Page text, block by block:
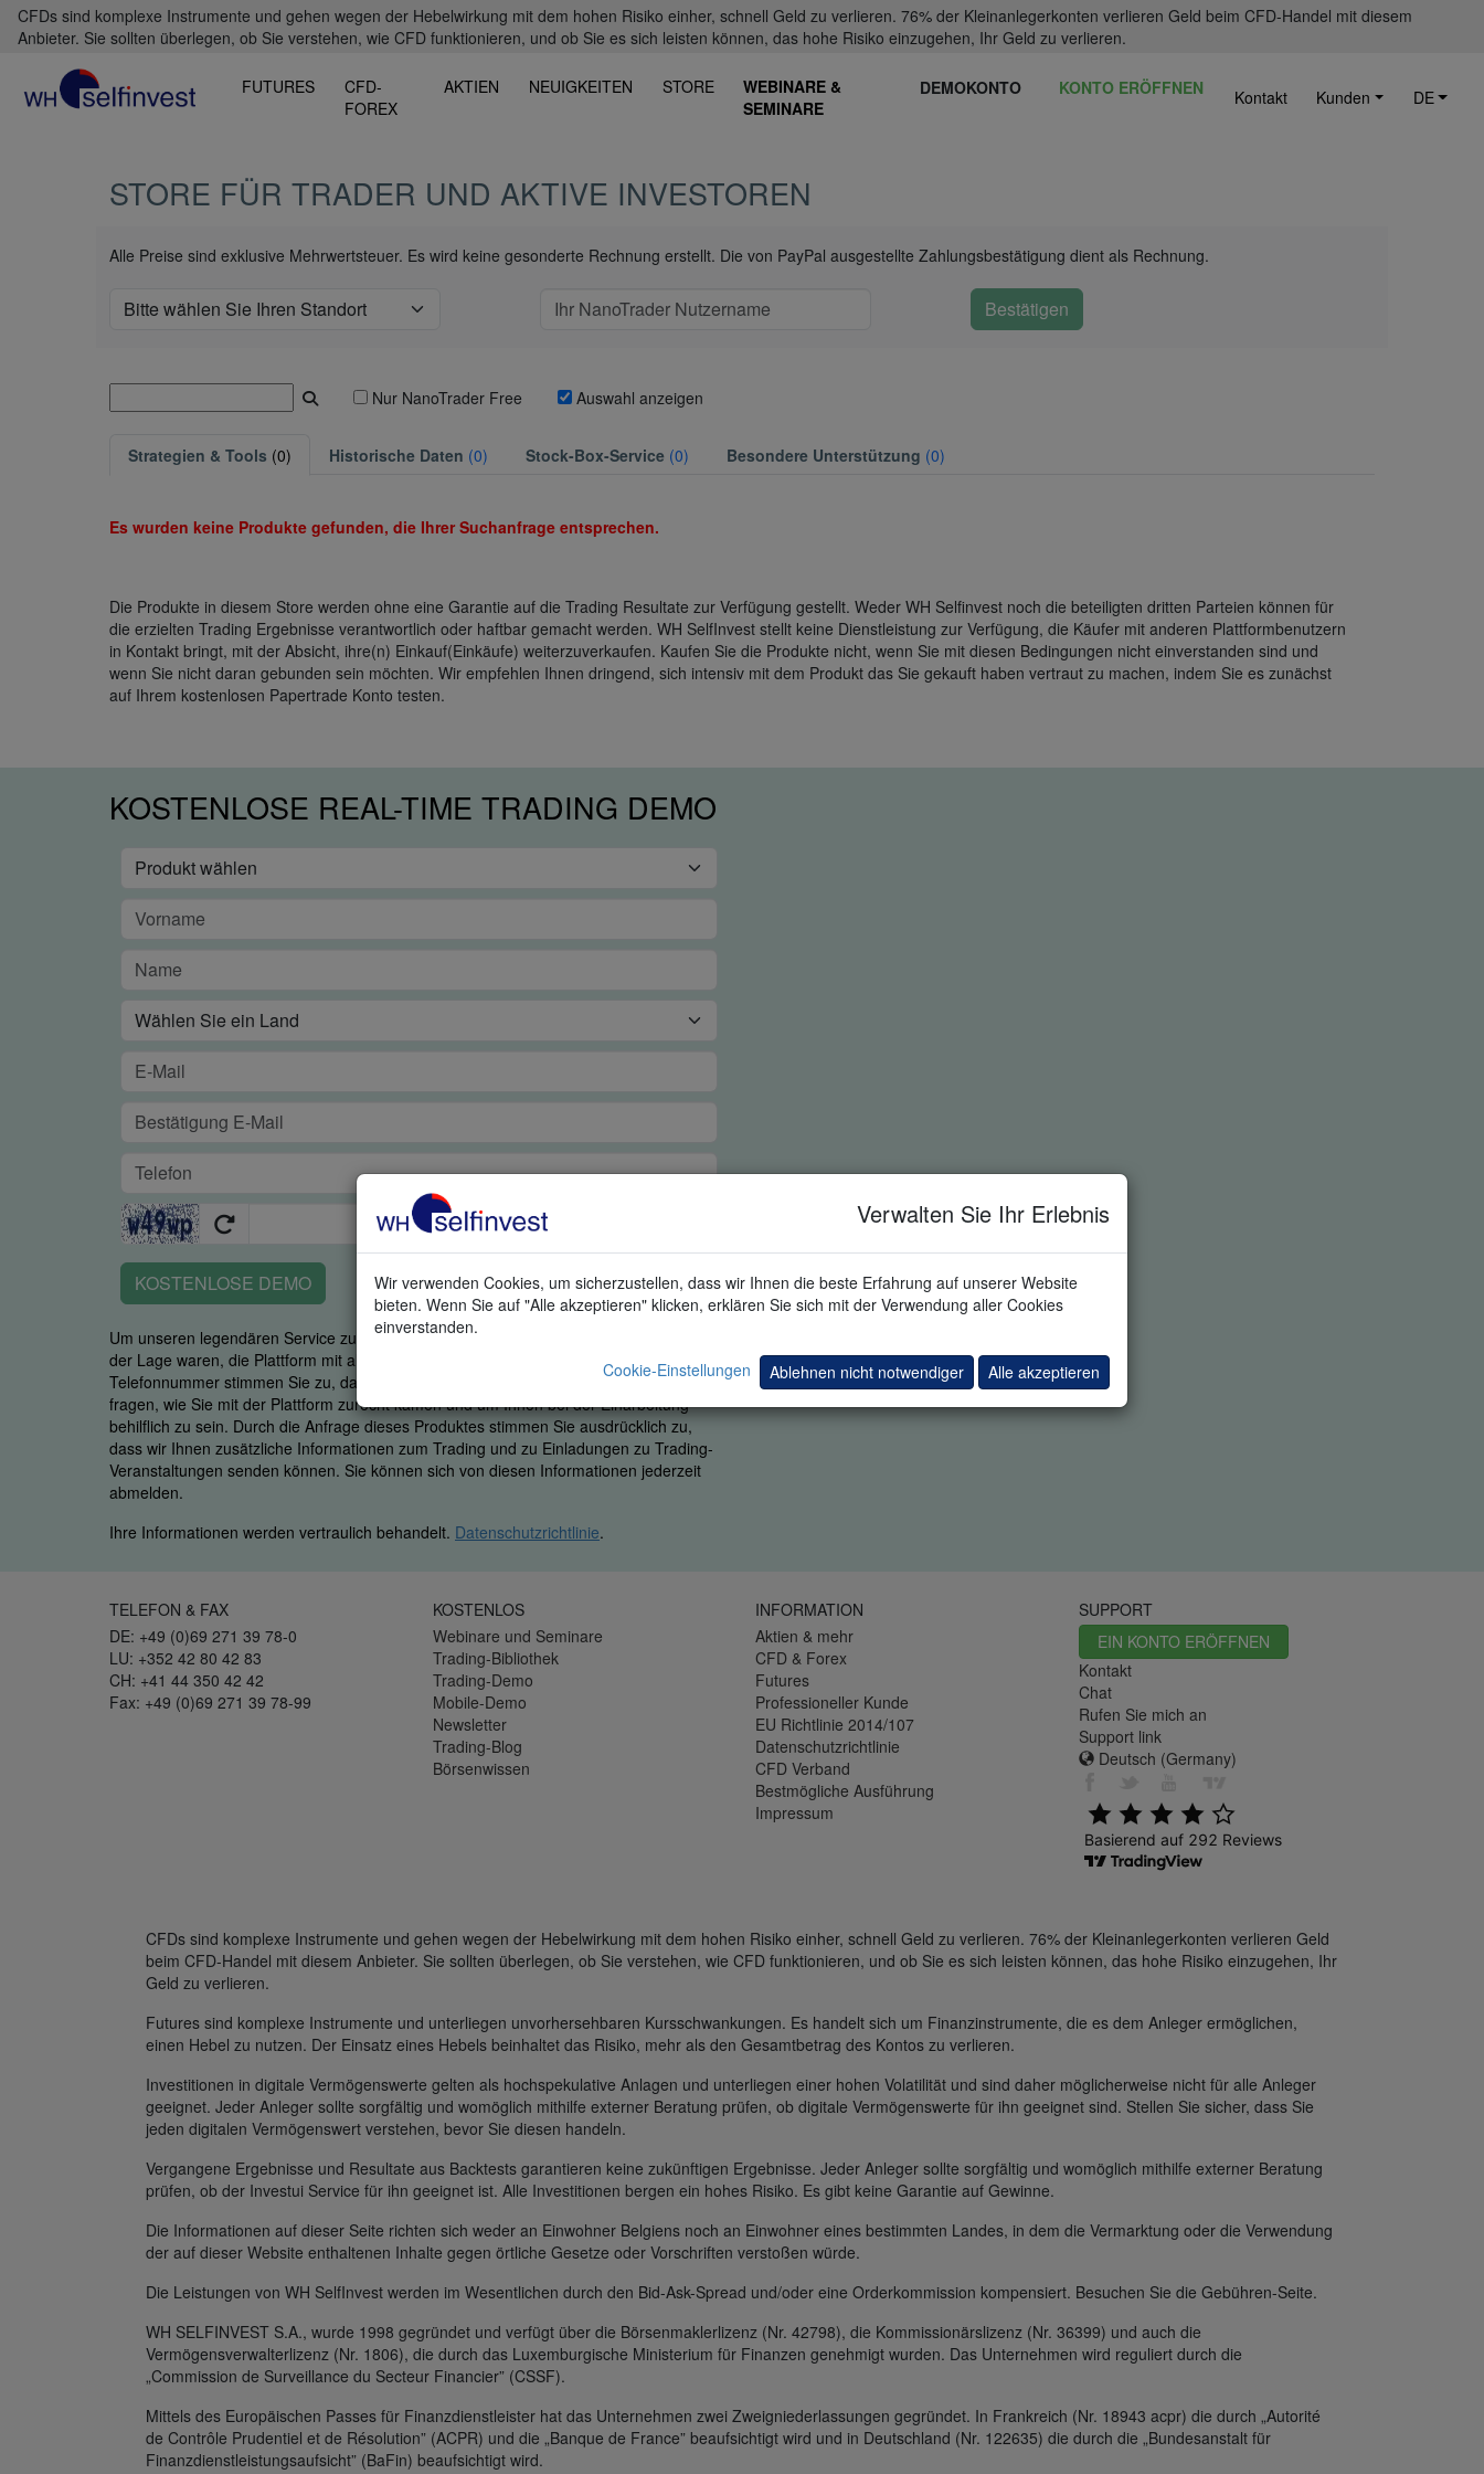
CFDs sind komplexe Instrumente und gehen wegen der Hebelwirkung mit dem hohen Risiko einher, schnell Geld zu verlieren. 76% der Kleinanlegerkonten verlieren Geld beim CFD-Handel mit diesem
Anbieter. Sie sollten überlegen, ob Sie verstehen, wie CFD funktionieren, und ob Sie es sich leisten können, das hohe Risiko einzugehen, Ihr Geld zu verlieren.
FUTURES
CFD-
FOREX
AKTIEN NEUIGKEITEN STORE
WEBINARE &
SEMINARE
DEMOKONTO KONTO ERÖFFNEN Kontakt Kunden DE
STORE FÜR TRADER UND AKTIVE INVESTOREN
Alle Preise sind exklusive Mehrwertsteuer. Es wird keine gesonderte Rechnung erstellt. Die von PayPal ausgestellte Zahlungsbestätigung dient als Rechnung.
Nur NanoTrader Free Auswahl anzeigen
Strategien & Tools (0) Historische Daten (0) Stock-Box-Service (0) Besondere Unterstützung (0)
Es wurden keine Produkte gefunden, die Ihrer Suchanfrage entsprechen.
Die Produkte in diesem Store werden ohne eine Garantie auf die Trading Resultate zur Verfügung gestellt. Weder WH Selfinvest noch die beteiligten dritten Parteien können für
die erzielten Trading Ergebnisse verantwortlich oder haftbar gemacht werden. WH SelfInvest stellt keine Dienstleistung zur Verfügung, die Käufer mit anderen Plattformbenutzern
in Kontakt bringt, mit der Absicht, ihre(n) Einkauf(Einkäufe) weiterzuverkaufen. Kaufen Sie die Produkte nicht, wenn Sie mit diesen Bedingungen nicht einverstanden sind und
wenn Sie nicht daran gebunden sein möchten. Wir empfehlen Ihnen dringend, sich intensiv mit dem Produkt das Sie gekauft haben vertraut zu machen, indem Sie es zunächst
auf Ihrem kostenlosen Papertrade Konto testen.
Verwalten Sie Ihr Erlebnis
Wir verwenden Cookies, um sicherzustellen, dass wir Ihnen die beste Erfahrung auf unserer Website
bieten. Wenn Sie auf "Alle akzeptieren" klicken, erklären Sie sich mit der Verwendung aller Cookies
einverstanden.
Cookie-Einstellungen
Ablehnen nicht notwendiger Alle akzeptieren
KOSTENLOSE REAL-TIME TRADING DEMO
KOSTENLOSE DEMO
Um unseren legendären Service zu garantieren, ist es uns wichtig zu erfahren, ob Sie in
der Lage waren, die Plattform mit all ihren Stärken zu nutzen. Durch Angabe Ihrer
Telefonnummer stimmen Sie zu, dass ein fachkundiger Mitarbeiter Sie kontaktiert, um zu
fragen, wie Sie mit der Plattform zurecht kamen und um Ihnen bei der Einarbeitung
behilflich zu sein. Durch die Anfrage dieses Produktes stimmen Sie ausdrücklich zu,
dass wir Ihnen zusätzliche Informationen zum Trading und zu Einladungen zu Trading-
Veranstaltungen senden können. Sie können sich von diesen Informationen jederzeit
abmelden.
Ihre Informationen werden vertraulich behandelt. Datenschutzrichtlinie.
TELEFON & FAX
DE: +49 (0)69 271 39 78-0
LU: +352 42 80 42 83
CH: +41 44 350 42 42
Fax: +49 (0)69 271 39 78-99
KOSTENLOS
Webinare und Seminare
Trading-Bibliothek
Trading-Demo
Mobile-Demo
Newsletter
Trading-Blog
Börsenwissen
INFORMATION
Aktien & mehr
CFD & Forex
Futures
Professioneller Kunde
EU Richtlinie 2014/107
Datenschutzrichtlinie
CFD Verband
Bestmögliche Ausführung
Impressum
SUPPORT
EIN KONTO ERÖFFNEN
Kontakt
Chat
Rufen Sie mich an
Support link
Deutsch (Germany)
CFDs sind komplexe Instrumente und gehen wegen der Hebelwirkung mit dem hohen Risiko einher, schnell Geld zu verlieren. 76% der Kleinanlegerkonten verlieren Geld
beim CFD-Handel mit diesem Anbieter. Sie sollten überlegen, ob Sie verstehen, wie CFD funktionieren, und ob Sie es sich leisten können, das hohe Risiko einzugehen, Ihr
Geld zu verlieren.
Futures sind komplexe Instrumente und unterliegen unvorhersehbaren Kursschwankungen. Es handelt sich um Finanzinstrumente, die es dem Anleger ermöglichen,
einen Hebel zu nutzen. Der Einsatz eines Hebels beinhaltet das Risiko, mehr als den Gesamtbetrag des Kontos zu verlieren.
Investitionen in digitale Vermögenswerte gelten als hochspekulative Anlagen und unterliegen einer hohen Volatilität und sind daher möglicherweise nicht für alle Anleger
geeignet. Jeder Anleger sollte sorgfältig und womöglich mithilfe externer Beratung prüfen, ob digitale Vermögenswerte für ihn geeignet sind. Stellen Sie sicher, dass Sie
jeden digitalen Vermögenswert verstehen, bevor Sie diesen handeln.
Vergangene Ergebnisse und Resultate aus Backtests garantieren keine zukünftigen Ergebnisse. Jeder Anleger sollte sorgfältig und womöglich mithilfe externer Beratung
prüfen, ob der Investui Service für ihn geeignet ist. Alle Investitionen bergen ein hohes Risiko. Es gibt keine Garantie auf Gewinne.
Die Informationen auf dieser Seite richten sich weder an Einwohner Belgiens noch an Einwohner eines bestimmten Landes, in dem die Vermarktung oder die Verwendung
der auf dieser Website enthaltenen Inhalte gegen örtliche Gesetze oder Vorschriften verstoßen würde.
Die Leistungen von WH SelfInvest werden im Wesentlichen durch den Bid-Ask-Spread und/oder eine Orderkommission kompensiert. Besuchen Sie die Gebühren-Seite.
WH SELFINVEST S.A., wurde 1998 gegründet und verfügt über die Börsenmaklerlizenz (Nr. 42798), die Kommissionärslizenz (Nr. 36399) und auch die
Vermögensverwalterlizenz (Nr. 1806), die durch das Luxemburgische Ministerium für Finanzen genehmigt wurden. Das Unternehmen wird reguliert durch die
„Commission de Surveillance du Secteur Financier” (CSSF).
Mittels des Europäischen Passes für Finanzdienstleister hat das Unternehmen zwei Zweigniederlassungen gegründet. In Frankreich (Nr. 18943 acpr) die durch „Autorité
de Contrôle Prudentiel et de Résolution” (ACPR) und die „Banque de France” beaufsichtigt wird und in Deutschland (Nr. 122635) die durch die „Bundesanstalt für
Finanzdienstleistungsaufsicht” (BaFin) beaufsichtigt wird.